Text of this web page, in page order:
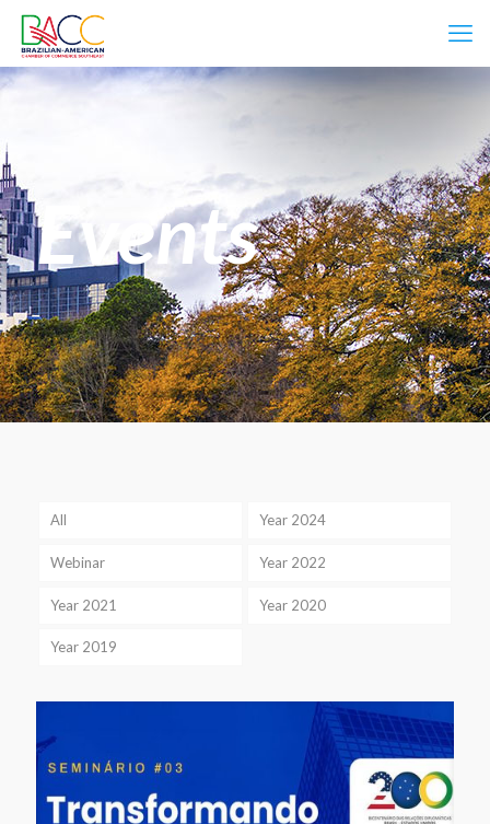
Events
All Year 2024
Webinar Year 2022
Year 2021 Year 2020
Year 2019